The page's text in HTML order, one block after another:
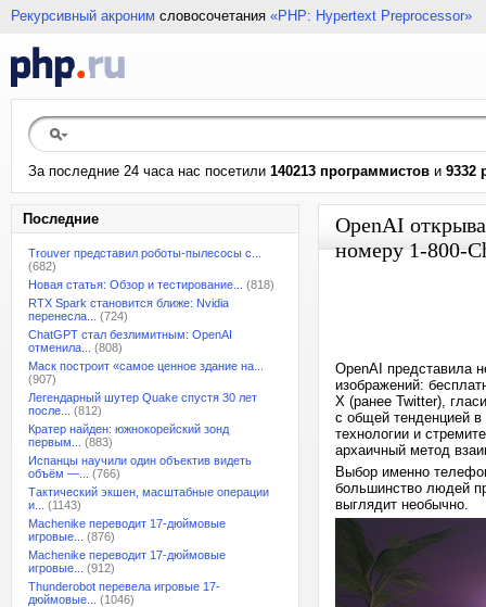
Рекурсивный акроним словосочетания «PHP: Hypertext Preprocessor»
За последние 24 часа нас посетили 140213 программистов и 9332
Последние
Trouver представил роботы-пылесосы с...
(682)
Новая статья: Обзор и тестирование...
(818)
RTX Spark становится ближе: Nvidia
перенесла...
(724)
ChatGPT стал безлимитным: OpenAI
отменила...
(808)
Маск построит «самое ценное здание на...
(907)
Легендарный шутер Quake спустя 30 лет
после...
(812)
Кратер найден: южнокорейский зонд
первым...
(883)
Испанцы научили один объектив видеть
объём —...
(766)
Тактический экшен, масштабные операции
и...
(1143)
Machenike переводит 17-дюймовые
игровые...
(876)
Machenike переводит 17-дюймовые
игровые...
(912)
Thunderobot перевела игровые 17-
дюймовые...
(1046)
OpenAI
номеру 1-800-
OpenAI представила
изображений:
X (ранее Twitter),
с общей тенденцией в
технологии и
архаичный метод
Выбор именно
большинство людей
выглядит необычно.